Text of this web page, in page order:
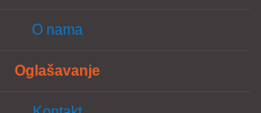
O nama
Oglašavanje